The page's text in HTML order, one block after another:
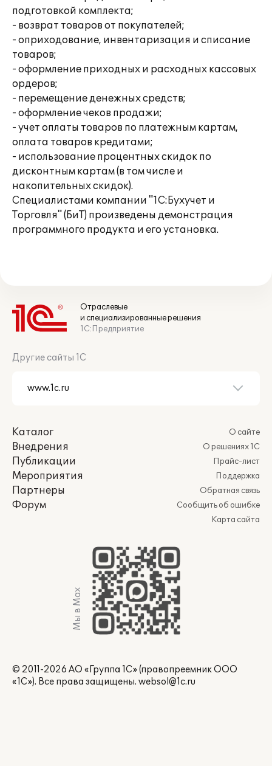
подготовкой комплекта;
- возврат товаров от покупателей;
- оприходование, инвентаризация и списание
товаров;
- оформление приходных и расходных кассовых
ордеров;
- перемещение денежных средств;
- оформление чеков продажи;
- учет оплаты товаров по платежным картам,
оплата товаров кредитами;
- использование процентных скидок по
дисконтным картам (в том числе и
накопительных скидок).
Специалистами компании "1С:Бухучет и
Торговля" (БиТ) произведены демонстрация
программного продукта и его установка.
Отраслевые
и специализированные решения
1С:Предприятие
Другие сайты 1С
Каталог
Внедрения
Публикации
Мероприятия
Партнеры
Форум
О сайте
О решениях 1С
Прайс-лист
Поддержка
Обратная связь
Сообщить об ошибке
Карта сайта
Мы в Max
© 2011-2026 АО «Группа 1С» (правопреемник ООО
«1С»). Все права защищены. websol@1c.ru